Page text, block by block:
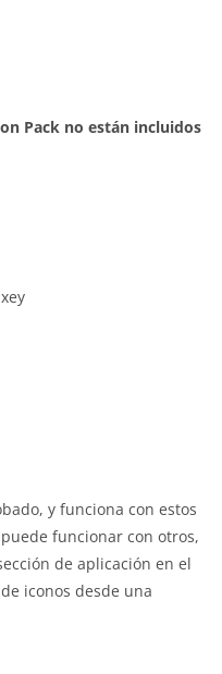
Pack no están incluidos
y funciona con estos
funcionar con otros,
de aplicación en el
iconos desde una